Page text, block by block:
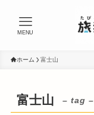
MENU
ホーム 富士山
富士山 – tag –